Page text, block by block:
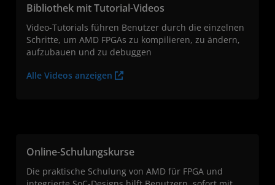
Bibliothek mit Tutorial-Videos
Video-Tutorials führen Benutzer durch die einzelnen
Schritte, um AMD FPGAs zu kompilieren, zu ändern,
aufzubauen und zu debuggen
Alle Videos anzeigen
Online-Schulungskurse
Die praktische Schulung von AMD für FPGA und